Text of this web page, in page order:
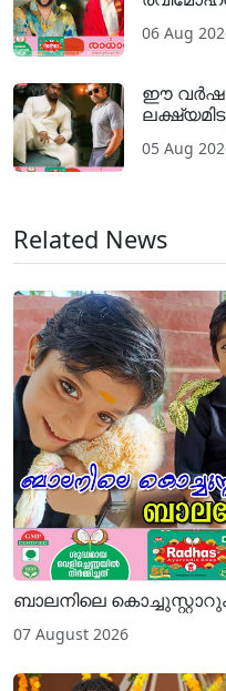
06 Aug
ഈ വർഷം
05 Aug
Related News
ബാലനിലെ
07 August 2026